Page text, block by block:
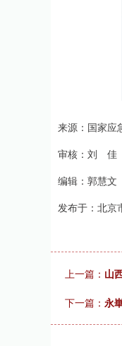
来源：国家应
审核：刘 佳
编辑：郭慧
发布于：北京
上一篇： 山
下一篇： 永
1.02%